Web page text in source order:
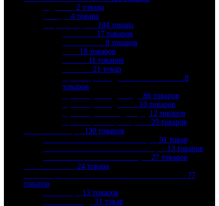
2 товара
4 товара
104 товара
17 товаров
0 товаров
18 товаров
11 товаров
21 товар
8
товаров
86 товаров
10 товаров
12 товаров
20 товаров
130 товаров
91 товар
13 товаров
27 товаров
24 товара
77
товаров
13 товаров
31 товар